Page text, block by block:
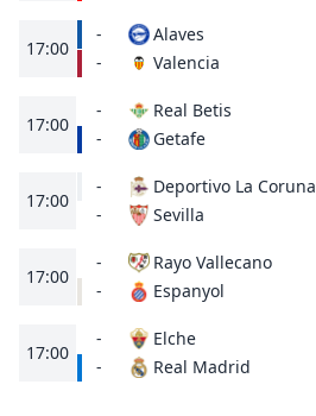
17:00
-
-
Alaves
Valencia
17:00
-
-
Real Betis
Getafe
17:00
-
-
Deportivo La Coruna
Sevilla
17:00
-
-
Rayo Vallecano
Espanyol
17:00
-
-
Elche
Real Madrid